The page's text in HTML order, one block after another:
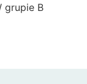
grupie B